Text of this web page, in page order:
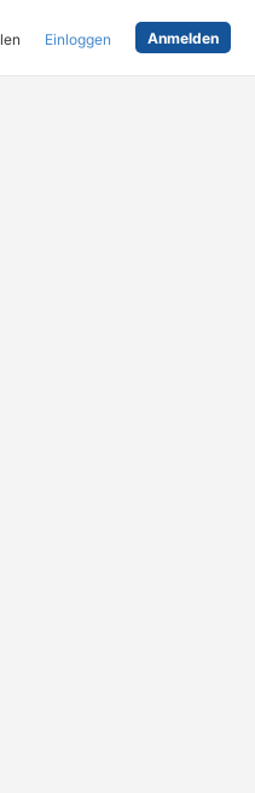
Einloggen Anmelden